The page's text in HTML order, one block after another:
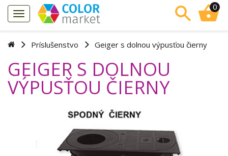
0
Príslušenstvo Geiger s dolnou výpusťou čierny
GEIGER S DOLNOU
VÝPUSŤOU ČIERNY